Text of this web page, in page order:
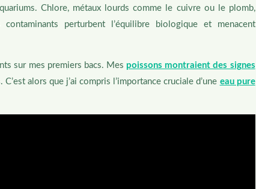
Chlore, métaux lourds comme le cuivre ou le plomb,
perturbent l’équilibre biologique et menacent
sur mes premiers bacs. Mes poissons montraient des signes
alors que j’ai compris l’importance cruciale d’une eau pure